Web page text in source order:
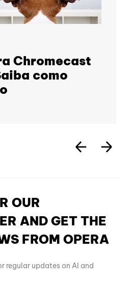
Chromecast
como
OUR
AND GET THE
FROM OPERA
regular updates on AI and